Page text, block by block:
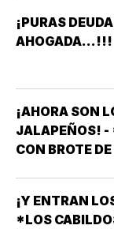
¡PURAS
AHOGADA...!!!
¡AHORA SON
JALAPEÑOS!
CON BROTE
¡Y ENTRAN
*LOS